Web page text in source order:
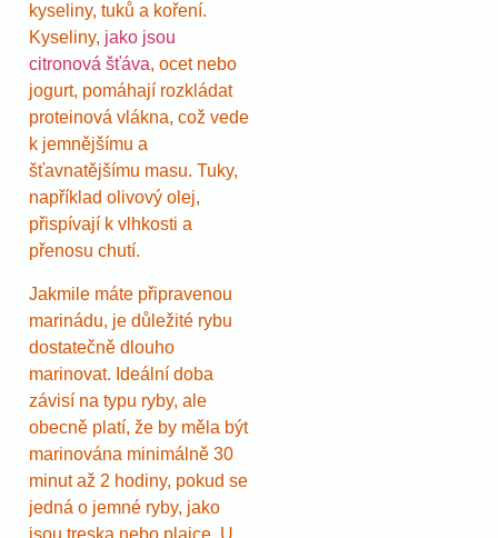
kyseliny, tuků a koření.
Kyseliny, jako jsou
citronová šťáva, ocet nebo
jogurt, pomáhají rozkládat
proteinová vlákna, což vede
k jemnějšímu a
šťavnatějšímu masu. Tuky,
například olivový olej,
přispívají k vlhkosti a
přenosu chutí.
Jakmile máte připravenou
marinádu, je důležité rybu
dostatečně dlouho
marinovat. Ideální doba
závisí na typu ryby, ale
obecně platí, že by měla být
marinována minimálně 30
minut až 2 hodiny, pokud se
jedná o jemné ryby, jako
jsou treska nebo plaice. U